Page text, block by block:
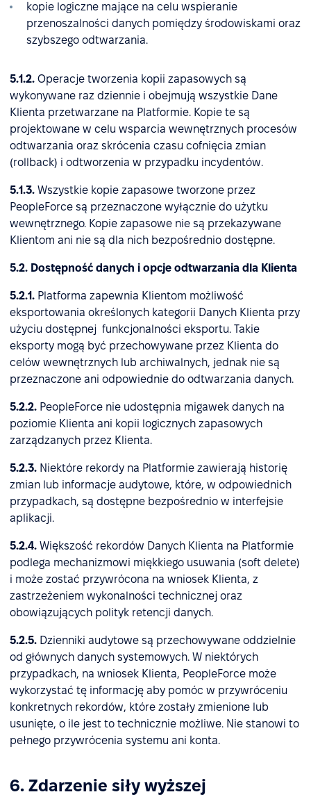
kopie logiczne mające na celu wspieranie
przenoszalności danych pomiędzy środowiskami oraz
szybszego odtwarzania.
5.1.2. Operacje tworzenia kopii zapasowych są
wykonywane raz dziennie i obejmują wszystkie Dane
Klienta przetwarzane na Platformie. Kopie te są
projektowane w celu wsparcia wewnętrznych procesów
odtwarzania oraz skrócenia czasu cofnięcia zmian
(rollback) i odtworzenia w przypadku incydentów.
5.1.3. Wszystkie kopie zapasowe tworzone przez
PeopleForce są przeznaczone wyłącznie do użytku
wewnętrznego. Kopie zapasowe nie są przekazywane
Klientom ani nie są dla nich bezpośrednio dostępne.
5.2. Dostępność danych i opcje odtwarzania dla Klienta
5.2.1. Platforma zapewnia Klientom możliwość
eksportowania określonych kategorii Danych Klienta przy
użyciu dostępnej funkcjonalności eksportu. Takie
eksporty mogą być przechowywane przez Klienta do
celów wewnętrznych lub archiwalnych, jednak nie są
przeznaczone ani odpowiednie do odtwarzania danych.
5.2.2. PeopleForce nie udostępnia migawek danych na
poziomie Klienta ani kopii logicznych zapasowych
zarządzanych przez Klienta.
5.2.3. Niektóre rekordy na Platformie zawierają historię
zmian lub informacje audytowe, które, w odpowiednich
przypadkach, są dostępne bezpośrednio w interfejsie
aplikacji.
5.2.4. Większość rekordów Danych Klienta na Platformie
podlega mechanizmowi miękkiego usuwania (soft delete)
i może zostać przywrócona na wniosek Klienta, z
zastrzeżeniem wykonalności technicznej oraz
obowiązujących polityk retencji danych.
5.2.5. Dzienniki audytowe są przechowywane oddzielnie
od głównych danych systemowych. W niektórych
przypadkach, na wniosek Klienta, PeopleForce może
wykorzystać tę informację aby pomóc w przywróceniu
konkretnych rekordów, które zostały zmienione lub
usunięte, o ile jest to technicznie możliwe. Nie stanowi to
pełnego przywrócenia systemu ani konta.
6. Zdarzenie siły wyższej